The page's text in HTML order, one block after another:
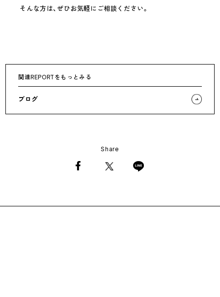
そんな方は、ぜひお気軽にご相談ください。
関連REPORTをもっとみる
ブログ
Share